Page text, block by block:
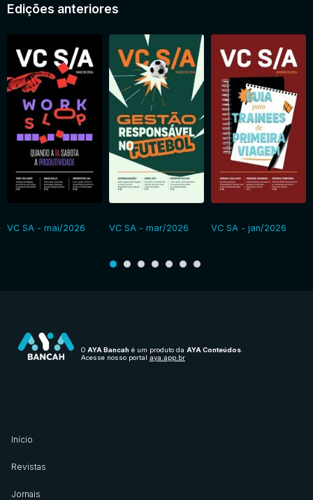
Edições anteriores
VC SA - mai/2026 VC SA - mar/2026 VC SA - jan/2026
O AYA Bancah é um produto da AYA Conteúdos
Acesse nosso portal aya.app.br
Início
Revistas
Jornais